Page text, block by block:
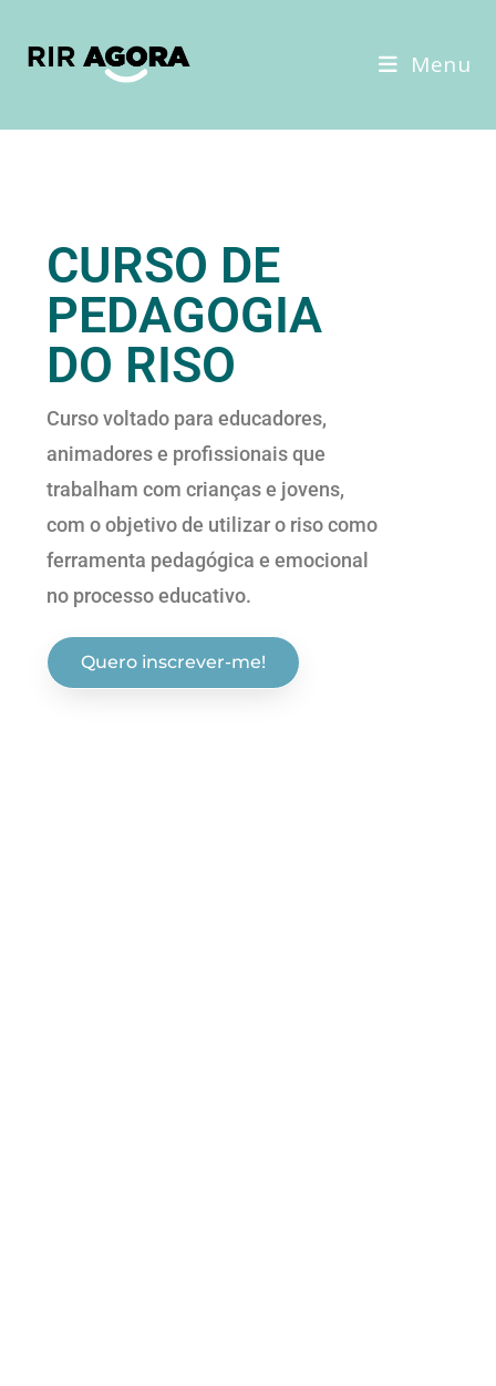
Menu
CURSO DE
PEDAGOGIA
DO RISO
Curso voltado para educadores,
animadores e profissionais que
trabalham com crianças e jovens,
com o objetivo de utilizar o riso como
ferramenta pedagógica e emocional
no processo educativo.
Quero inscrever-me!